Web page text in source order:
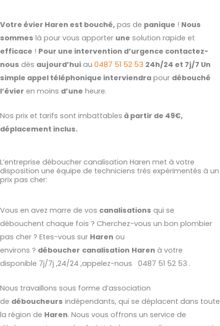
Votre évier Haren est bouché, pas de panique ! Nous
sommes là pour vous apporter une solution rapide et
efficace ! Pour une intervention d’urgence contactez-
nous dès aujourd’hui au 0487 51 52 53 24h/24 et 7j/7 Un
simple appel téléphonique interviendra pour débouché
l’évier en moins d’une heure.
Nos prix et tarifs sont imbattables à partir de 49€,
déplacement inclus.
L’entreprise déboucher canalisation Haren met à votre
disposition une équipe de techniciens très expérimentés à un
prix pas cher:
Vous en avez marre de vos canalisations qui se
débouchent chaque fois ? Cherchez-vous un bon plombier
pas cher ? Etes-vous sur Haren ou
environs ? déboucher canalisation Haren à votre
disponible 7j/7j ,24/24 ,appelez-nous 0487 51 52 53 .
Nous travaillons sous forme d’association
de déboucheurs indépendants, qui se déplacent dans toute
la région de Haren. Nous vous offrons un service de